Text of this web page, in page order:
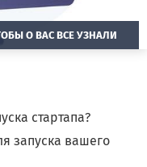
О ВАС ВСЕ УЗНАЛИ
стартапа?
запуска вашего